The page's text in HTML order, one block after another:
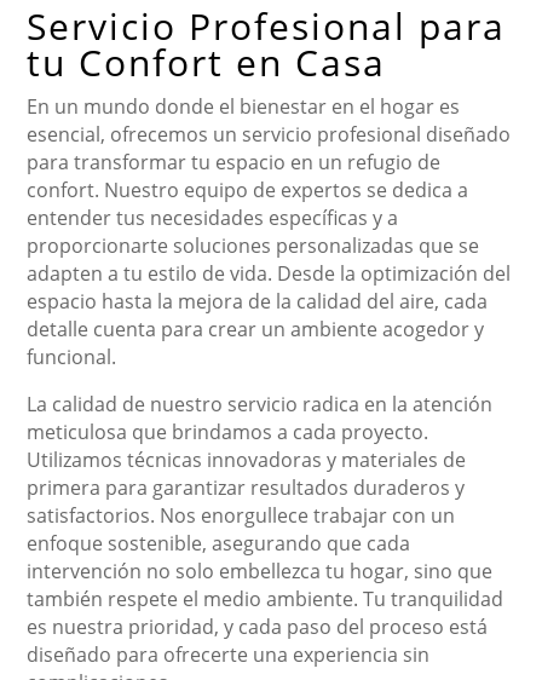
Servicio Profesional para
tu Confort en Casa
En un mundo donde el bienestar en el hogar es
esencial, ofrecemos un servicio profesional diseñado
para transformar tu espacio en un refugio de
confort. Nuestro equipo de expertos se dedica a
entender tus necesidades específicas y a
proporcionarte soluciones personalizadas que se
adapten a tu estilo de vida. Desde la optimización del
espacio hasta la mejora de la calidad del aire, cada
detalle cuenta para crear un ambiente acogedor y
funcional.
La calidad de nuestro servicio radica en la atención
meticulosa que brindamos a cada proyecto.
Utilizamos técnicas innovadoras y materiales de
primera para garantizar resultados duraderos y
satisfactorios. Nos enorgullece trabajar con un
enfoque sostenible, asegurando que cada
intervención no solo embellezca tu hogar, sino que
también respete el medio ambiente. Tu tranquilidad
es nuestra prioridad, y cada paso del proceso está
diseñado para ofrecerte una experiencia sin